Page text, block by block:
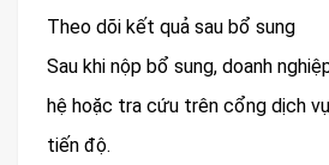
Theo dõi kết quả sau bổ sung
Sau khi nộp bổ sung, doanh
hệ hoặc tra cứu trên cổng dịch
tiến độ.